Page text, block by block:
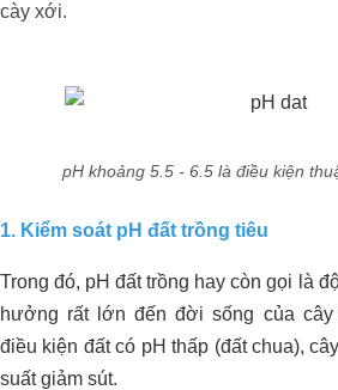
cày xới.
pH khoảng 5.5 - 6.5 là điều kiện
1. Kiểm soát pH đất trồng tiêu
Trong đó, pH đất trồng hay còn gọi là
hưởng rất lớn đến đời sống của cây
điều kiện đất có pH thấp (đất chua),
suất giảm sút.